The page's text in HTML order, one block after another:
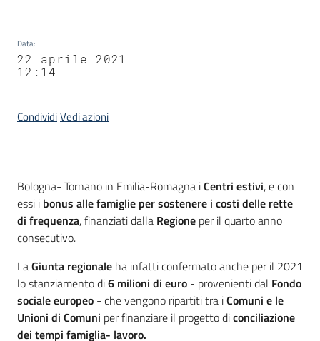
Data:
22 aprile 2021
12:14
CondividiVedi azioni
Contenuto
Bologna- Tornano in Emilia-Romagna iCentri estivi, e con
essi i bonus alle famiglie per sostenere i costi delle rette
di frequenza, finanziati dalla Regione per il quarto anno
consecutivo.
LaGiunta regionale ha infatti confermato anche per il 2021
lo stanziamento di6 milioni di euro - provenienti dal Fondo
sociale europeo - che vengono ripartiti tra iComuni e le
Unioni di Comuni per finanziare il progetto diconciliazione
dei tempi famiglia- lavoro.